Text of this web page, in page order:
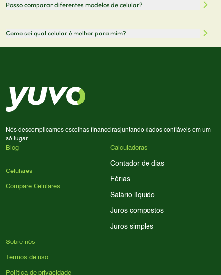
informações mais recentes de cada modelo.
comissão sem custo adicional para você.
Posso comparar diferentes modelos de celular?
Sim! Você pode selecionar até 3 celulares para comparar
Como sei qual celular é melhor para mim?
processador e bateria são essenciais. Use nossos filtros
para encontrar o celular ideal.
Nós descomplicamos escolhas financeirasjuntando dados confiáveis em um
só lugar.
Blog
Celulares
Compare Celulares
Calculadoras
Contador de dias
Férias
Salário líquido
Juros compostos
Juros simples
Sobre nós
Termos de uso
Política de privacidade